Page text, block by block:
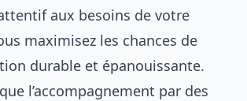
aux besoins de votre
maximisez les chances de
durable et épanouissante.
l’accompagnement par des